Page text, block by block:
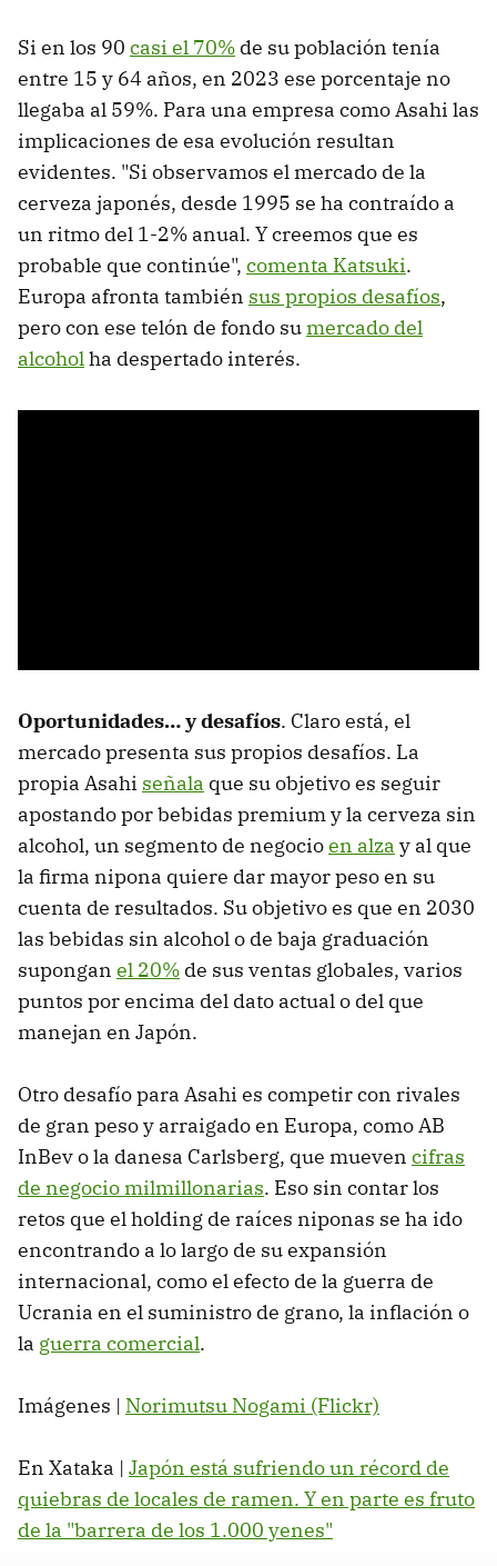
Si en los 90 casi el 70% de su población tenía
entre 15 y 64 años, en 2023 ese porcentaje no
llegaba al 59%. Para una empresa como Asahi las
implicaciones de esa evolución resultan
evidentes. "Si observamos el mercado de la
cerveza japonés, desde 1995 se ha contraído a
un ritmo del 1-2% anual. Y creemos que es
probable que continúe", comenta Katsuki.
Europa afronta también sus propios desafíos,
pero con ese telón de fondo sumercado del
alcoholha despertado interés.
Oportunidades… y desafíos. Claro está, el
mercado presenta sus propios desafíos. La
propia Asahi señala que su objetivo es seguir
apostando por bebidas premium y la cerveza sin
alcohol, un segmento de negocioen alza y al que
la firma nipona quiere dar mayor peso en su
cuenta de resultados. Su objetivo es que en 2030
las bebidas sin alcohol o de baja graduación
supongan el 20% de sus ventas globales, varios
puntos por encima del dato actual o del que
manejan en Japón.
Otro desafío para Asahi es competir con rivales
de gran peso y arraigado en Europa, como AB
InBev o la danesa Carlsberg, que mueven cifras
de negocio milmillonarias. Eso sin contar los
retos que el holding de raíces niponas se ha ido
encontrando a lo largo de su expansión
internacional, como el efecto de la guerra de
Ucrania en el suministro de grano, la inflación o
la guerra comercial.
Imágenes | Norimutsu Nogami (Flickr)
En Xataka | Japón está sufriendo un récord de
quiebras de locales de ramen. Y en parte es fruto
de la "barrera de los 1.000 yenes"